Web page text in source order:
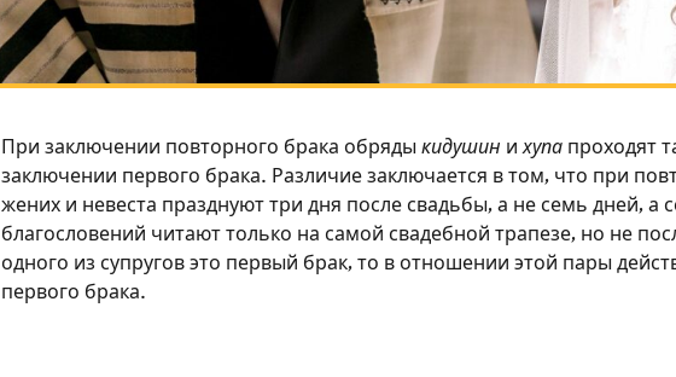
При заключении повторного брака обряды кидушин ихупапроходят
заключении первого брака. Различие заключается в том, что при
жених и невеста празднуют три дня после свадьбы, а не семь дней, а
благословений читают только на самой свадебной трапезе, но не
одного из супругов это первый брак, то в отношении этой пары
первого брака.